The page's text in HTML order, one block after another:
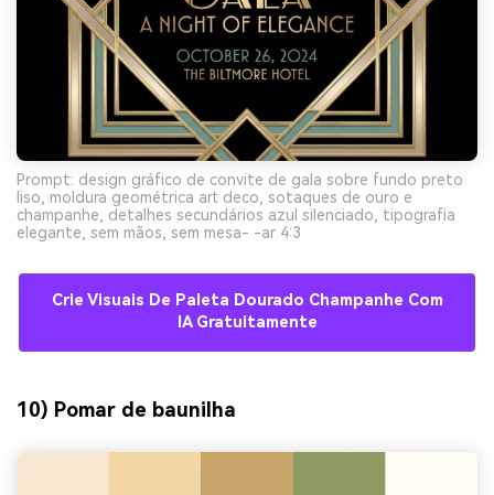
Prompt: design gráfico de convite de gala sobre fundo preto
liso, moldura geométrica art deco, sotaques de ouro e
champanhe, detalhes secundários azul silenciado, tipografia
elegante, sem mãos, sem mesa- -ar 4:3
Crie Visuais De Paleta Dourado Champanhe Com
IA Gratuitamente
10) Pomar de baunilha